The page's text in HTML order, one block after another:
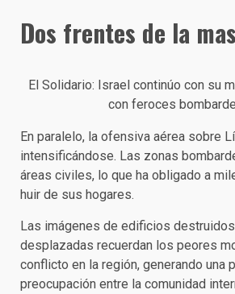
Dos frentes de la
El Solidario: Israel continúo con su
con feroces
En paralelo, la ofensiva aérea sobre
intensificándose. Las zonas
áreas civiles, lo que ha obligado a
huir de sus hogares.
Las imágenes de edificios
desplazadas recuerdan los peores
conflicto en la región, generando una
preocupación entre la comunidad